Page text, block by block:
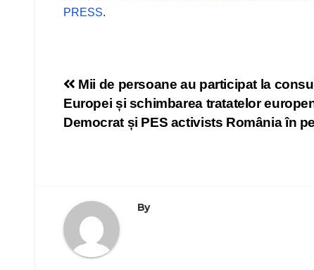
PRESS.
Navigare
în
Mii de persoane au participat la
Europei și schimbarea tratatelor
Democrat și PES activists România în
By